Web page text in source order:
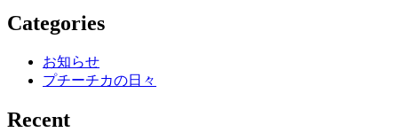
Categories
お知らせ
プチーチカの日々
Recent